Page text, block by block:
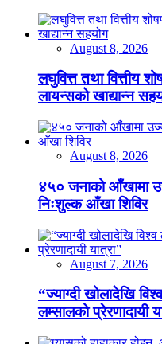
August 8, 2026
लघुवित्त तथा वित्तीय
लायन्सको खाद्यान्न
August 8, 2026
४५० जनाको आँखामा
निःशुल्क आँखा शिविर
August 7, 2026
“ज्याग्दी खोलादेखि
लम्सालको प्रेरणादायी